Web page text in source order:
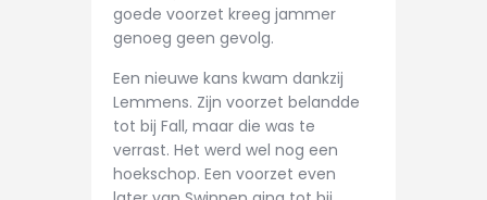
goede voorzet kreeg jammer
genoeg geen gevolg.
Een nieuwe kans kwam dankzij
Lemmens. Zijn voorzet belandde
tot bij Fall, maar die was te
verrast. Het werd wel nog een
hoekschop. Een voorzet even